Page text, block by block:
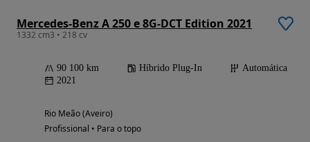
Mercedes-Benz A 250 e 8G-DCT Edition 2021
1332 cm3 • 218 cv
90 100 km Híbrido Plug-In
Automática
2021
Rio Meão (Aveiro)
Profissional • Para o topo